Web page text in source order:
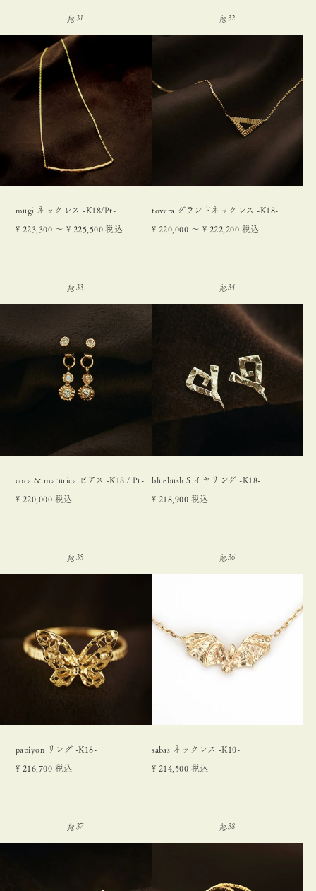
mugi ネックレス -K18/Pt-
¥ 223,300 〜 ¥ 225,500 税込
tovera グランドネックレス -K18-
¥ 220,000 〜 ¥ 222,200 税込
coca & maturica ピアス -K18 / Pt-
¥ 220,000 税込
bluebush S イヤリング -K18-
¥ 218,900 税込
papiyon リング -K18-
¥ 216,700 税込
sabas ネックレス -K10-
¥ 214,500 税込